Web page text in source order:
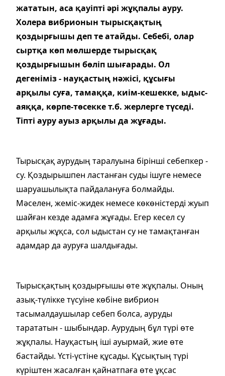
жататын, аса қауіпті әрі жұқпалы ауру.
Холера вибрионын тырысқақтың
қоздырғышы деп те атайды. Себебі, олар
сыртқа көп мөлшерде тырысқақ
қоздырғышын бөліп шығарады. Ол
дегеніміз - науқастың нәжісі, құсығы
арқылы суға, тамаққа, киім-кешекке, ыдыс-
аяққа, көрпе-төсекке т.б. жерлерге түседі.
Тіпті ауру ауыз арқылы да жұғады.
Тырысқақ аурудың таралуына бірінші себепкер -
су. Қоздырышпен ластанған суды ішуге немесе
шаруашылықта пайдалануға болмайды.
Мәселен, жеміс-жидек немесе көкөністерді жуып
шайған кезде адамға жұғады. Егер кесел су
арқылы жұқса, сол ыдыстан су не тамақтанған
адамдар да ауруға шалдығады.
Тырысқақтың қоздырғышы өте жұқпалы. Оның
азық-түлікке түсуіне көбіне вибрион
тасымалдаушылар себеп болса, ауруды
тарататын - шыбындар. Аурудың бұл түрі өте
жұқпалы. Науқастың іші ауырмай, жие өте
бастайды. Үсті-үстіне құсады. Құсықтың түрі
күріштен жасалған қайнатпаға өте ұқсас